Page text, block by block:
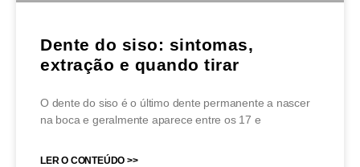
Dente do siso: sintomas,
extração e quando tirar
O dente do siso é o último dente permanente a nascer
na boca e geralmente aparece entre os 17 e
LER O CONTEÚDO >>